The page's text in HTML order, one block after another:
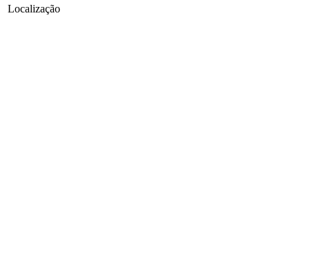
Localização